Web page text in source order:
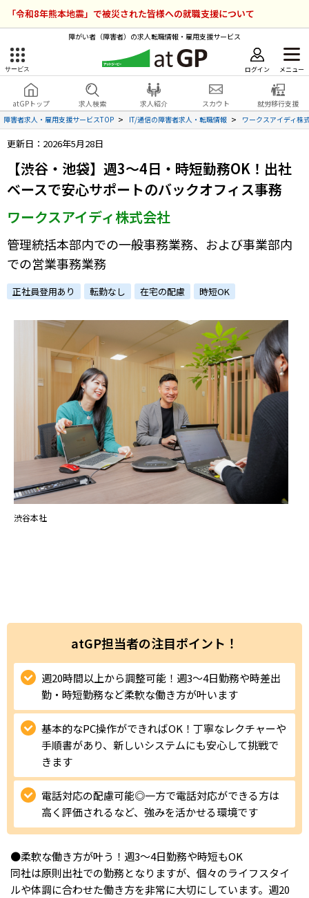
「令和8年熊本地震」で被災された皆様への就職支援について
障がい者（障害者）の求人転職情報・雇用支援サービス
サービス ログイン メニュー
atGPトップ 求人検索 求人紹介 スカウト
就労移行支援
障害者求人・雇用支援サービスTOP
IT/通信の障害者求人・転職情報 ワークスアイディ株
更新日：2026年5月28日
【渋谷・池袋】週3～4日・時短勤務OK！出社
ベースで安心サポートのバックオフィス事務
ワークスアイディ株式会社
管理統括本部内での一般事務業務、および事業部内
での営業事務業務
正社員登用あり 転勤なし 在宅の配慮 時短OK
渋谷本社
atGP担当者の注目ポイント！
週20時間以上から調整可能！週3～4日勤務や時差出
勤・時短勤務など柔軟な働き方が叶います
基本的なPC操作ができればOK！丁寧なレクチャーや
手順書があり、新しいシステムにも安心して挑戦で
きます
電話対応の配慮可能◎一方で電話対応ができる方は
高く評価されるなど、強みを活かせる環境です
●柔軟な働き方が叶う！週3～4日勤務や時短もOK
同社は原則出社での勤務となりますが、個々のライフスタイ
ルや体調に合わせた働き方を非常に大切にしています。週20
障害者雇用のアットジーピー
サービスラインナップ
就転職支援サービス
障害者専門の就転職支援サービス
障害者アスリート専門の就転職支援サービス
障害のある新卒学生専門の就職エージェントサービス
求人検索・スカウトサービス
障害者専門の求人検索・スカウトサービス
IT・Web制作スキルを身につける就労移行支援サービス
ソーシャルファームサービス
しいたけ生産で実現する
新しい障害者雇用支援サービス
ご利用ガイド
法人向けページ
ログイン 会員登録 無料
atGPトップ
各種サービス
求人を検索する
求人を紹介してもらう
スカウトを受ける
就労移行支援サービス
就職・転職ノウハウ
お問い合わせ・よくある質問
お問い合わせ
よくある質問
採用をお考えの企業様はこちら